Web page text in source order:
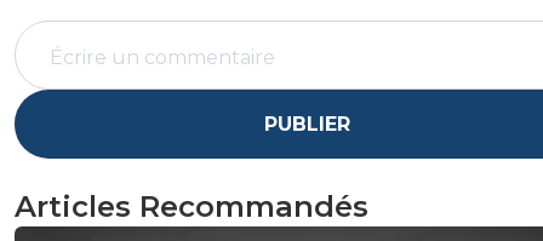
PUBLIER
Articles Recommandés